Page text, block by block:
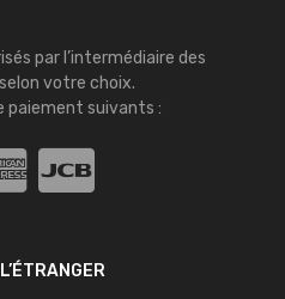
par l’intermédiaire des
selon votre choix.
paiement suivants :